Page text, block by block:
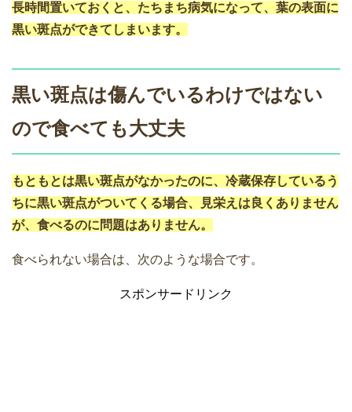
長時間置いておくと、たちまち病気になって、葉の表面に
黒い斑点ができてしまいます。
黒い斑点は傷んでいるわけではない
ので食べても大丈夫
もともとは黒い斑点がなかったのに、冷蔵保存しているう
ちに黒い斑点がついてくる場合、見栄えは良くありません
が、食べるのに問題はありません。
食べられない場合は、次のような場合です。
スポンサードリンク